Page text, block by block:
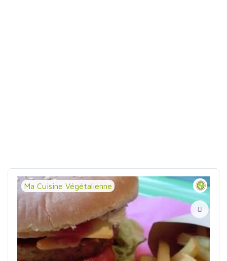
Ma Cuisine Végétalienne